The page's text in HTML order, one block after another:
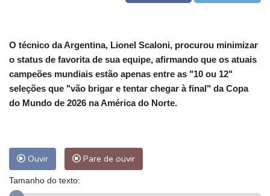
O técnico da Argentina, Lionel Scaloni, procurou minimizar
o status de favorita de sua equipe, afirmando que os atuais
campeões mundiais estão apenas entre as "10 ou 12"
seleções que "vão brigar e tentar chegar à final" da Copa
do Mundo de 2026 na América do Norte.
Ouvir Pare de ouvir
Tamanho do texto: